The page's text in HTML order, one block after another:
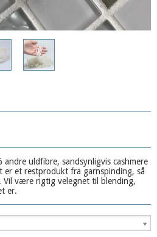
uldfibre, sandsynligvis cashmere
er et restprodukt fra garnspinding, så
være rigtig velegnet til blending,
er.